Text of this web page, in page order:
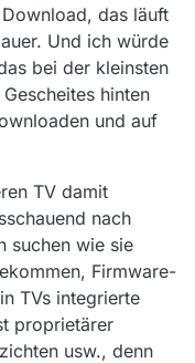
das läuft
Und ich würde
bei der kleinsten
hinten
und auf
TV damit
nach
suchen wie sie
Firmware-
TVs integrierte
proprietärer
usw., denn